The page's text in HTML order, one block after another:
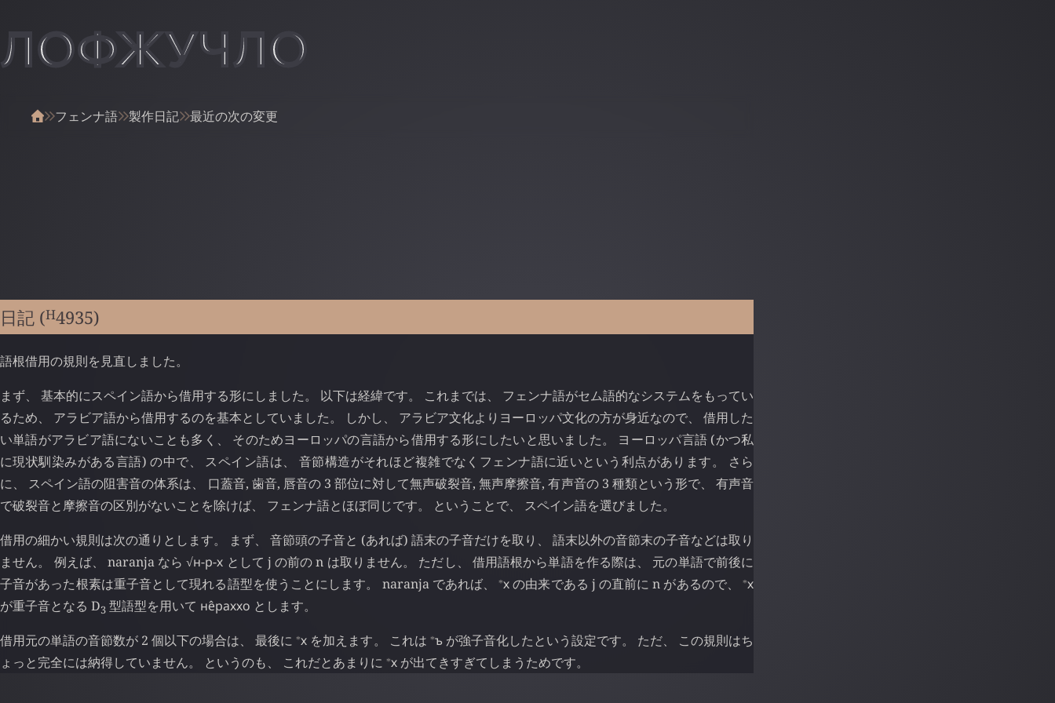
ЛОФЖУЧЛО
フェンナ語 製作日記 最近の次の変更
日記 (H4935)
語根借用の規則を見直しました。
まず、 基本的にスペイン語から借用する形にしました。 以下は経緯です。 これまでは、 フェンナ語がセム語的なシステムをもってい
るため、 アラビア語から借用するのを基本としていました。 しかし、 アラビア文化よりヨーロッパ文化の方が身近なので、 借用した
い単語がアラビア語にないことも多く、 そのためヨーロッパの言語から借用する形にしたいと思いました。 ヨーロッパ言語 (かつ私
に現状馴染みがある言語) の中で、 スペイン語は、 音節構造がそれほど複雑でなくフェンナ語に近いという利点があります。 さら
に、 スペイン語の阻害音の体系は、 口蓋音, 歯音, 唇音の 3 部位に対して無声破裂音, 無声摩擦音, 有声音の 3 種類という形で、 有声音
で破裂音と摩擦音の区別がないことを除けば、 フェンナ語とほぼ同じです。 ということで、 スペイン語を選びました。
借用の細かい規則は次の通りとします。 まず、 音節頭の子音と (あれば) 語末の子音だけを取り、 語末以外の音節末の子音などは取り
ません。 例えば、 naranja なら √н-р-х として j の前の n は取りません。 ただし、 借用語根から単語を作る際は、 元の単語で前後に
子音があった根素は重子音として現れる語型を使うことにします。 naranja であれば、⁎хの由来である j の直前に n があるので、⁎х
が重子音となる D3 型語型を用いて не̂раххо とします。
借用元の単語の音節数が 2 個以下の場合は、 最後に⁎х を加えます。 これは ⁎ъが強子音化したという設定です。 ただ、 この規則はち
ょっと完全には納得していません。 というのも、 これだとあまりに ⁎х が出てきすぎてしまうためです。